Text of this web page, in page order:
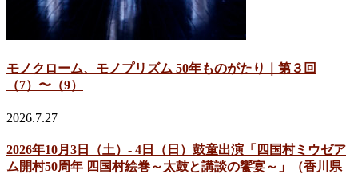
モノクローム、モノプリズム 50年ものがたり｜第３回
（7）〜（9）
2026.7.27
2026年10月3日（土）- 4日（日）鼓童出演「四国村ミウゼア
ム開村50周年 四国村絵巻～太鼓と講談の饗宴～」（香川県